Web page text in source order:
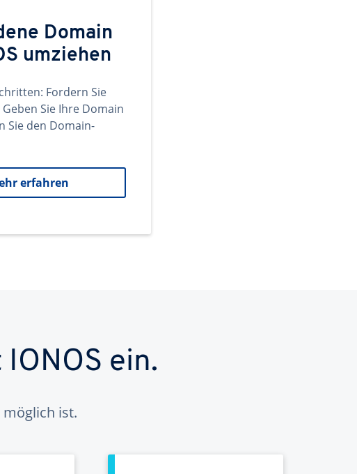
Domain
umziehen
Fordern Sie
Sie Ihre Domain
Sie den Domain-
erfahren
ein.
möglich ist.